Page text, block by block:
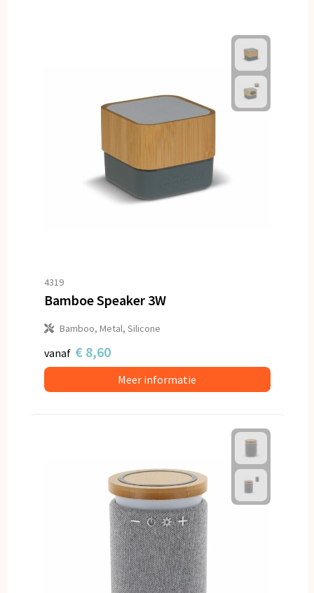
4319
Bamboe Speaker 3W
Bamboo, Metal, Silicone
vanaf € 8,60
Meer informatie